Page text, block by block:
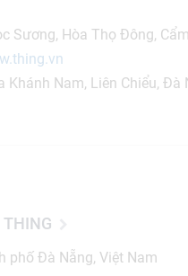
Sương, Hòa Thọ Đông,
Nam, Liên Chiểu, Đà
THING
phố Đà Nẵng, Việt Nam